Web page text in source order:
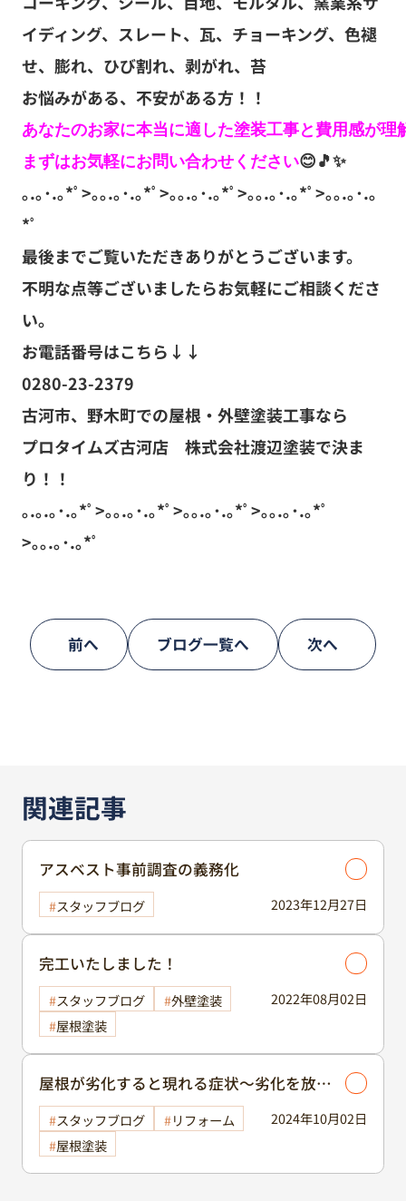
イディング、スレート、瓦、チョーキング、色褪
せ、膨れ、ひび割れ、剥がれ、苔
お悩みがある、不安がある方！！
あなたのお家に本当に適した塗装工事と費用感が理
まずはお気軽にお問い合わせください😊🎵✨
｡.｡･.｡*ﾟ>｡｡.｡･.｡*ﾟ>｡｡.｡･.｡*ﾟ>｡｡.｡･.｡*ﾟ>｡｡.｡･.｡
*ﾟ
最後までご覧いただきありがとうございます。
不明な点等ございましたらお気軽にご相談くださ
い。
お電話番号はこちら↓↓
0280-23-2379
古河市、野木町での屋根・外壁塗装工事なら
プロタイムズ古河店 株式会社渡辺塗装で決ま
り！！
｡.｡.｡･.｡*ﾟ>｡｡.｡･.｡*ﾟ>｡｡.｡･.｡*ﾟ>｡｡.｡･.｡*ﾟ
>｡｡.｡･.｡*ﾟ
前へ ブログ一覧へ 次へ
関連記事
2023年12月27日
アスベスト事前調査の義務化
スタッフブログ
2022年08月02日
完工いたしました！
スタッフブログ
外壁塗装
屋根塗装
2024年10月02日
屋根が劣化すると現れる症状～劣化を放置
するリスク～
スタッフブログ
リフォーム
屋根塗装